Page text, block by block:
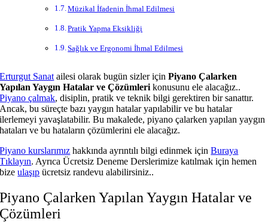
Müzikal İfadenin İhmal Edilmesi
Pratik Yapma Eksikliği
Sağlık ve Ergonomi İhmal Edilmesi
Erturgut Sanat ailesi olarak bugün sizler içinPiyano Çalarken
Yapılan Yaygın Hatalar ve Çözümleri konusunu ele alacağız..
Piyano çalmak, disiplin, pratik ve teknik bilgi gerektiren bir sanattır.
Ancak, bu süreçte bazı yaygın hatalar yapılabilir ve bu hatalar
ilerlemeyi yavaşlatabilir. Bu makalede, piyano çalarken yapılan yaygın
hataları ve bu hataların çözümlerini ele alacağız.
Piyano kurslarımız hakkında ayrıntılı bilgi edinmek içinBuraya
Tıklayın. Ayrıca Ücretsiz Deneme Derslerimize katılmak için hemen
bizeulaşıp ücretsiz randevu alabilirsiniz..
Piyano Çalarken Yapılan Yaygın Hatalar ve
Çözümleri